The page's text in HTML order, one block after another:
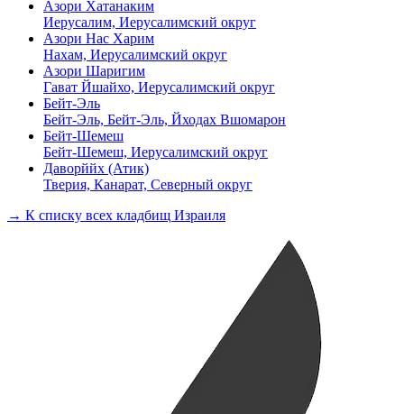
Азори Хатанаким
Иерусалим, Иерусалимский округ
Азори Нас Харим
Нахам, Иерусалимский округ
Азори Шаригим
Гават Йшайхо, Иерусалимский округ
Бейт-Эль
Бейт-Эль, Бейт-Эль, Йходах Вшомарон
Бейт-Шемеш
Бейт-Шемеш, Иерусалимский округ
Даворййх (Атик)
Тверия, Канарат, Северный округ
→ К списку всех кладбищ Израиля